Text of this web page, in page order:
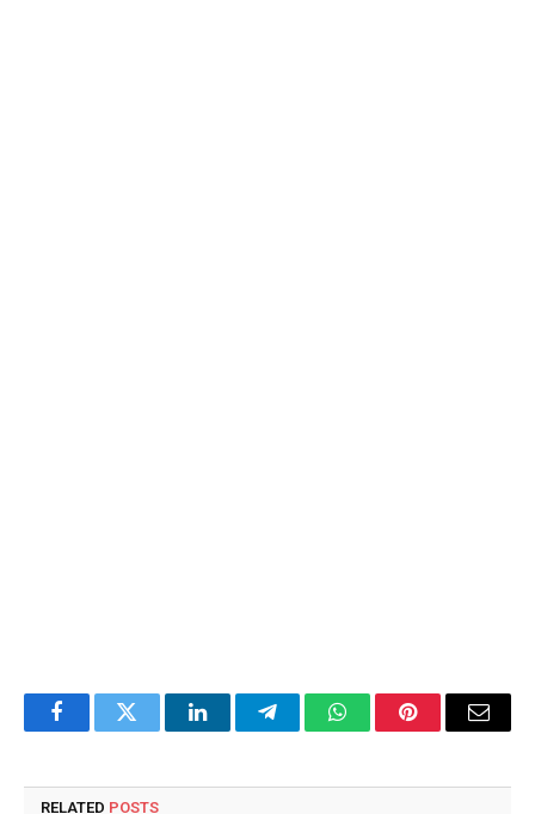
FacebookTwitter LinkedInTelegramWhatsAppPinterestEmail
RELATED POSTS